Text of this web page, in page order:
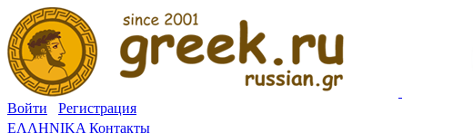
Войти
Регистрация
ΕΛΛΗΝΙΚΑ Контакты